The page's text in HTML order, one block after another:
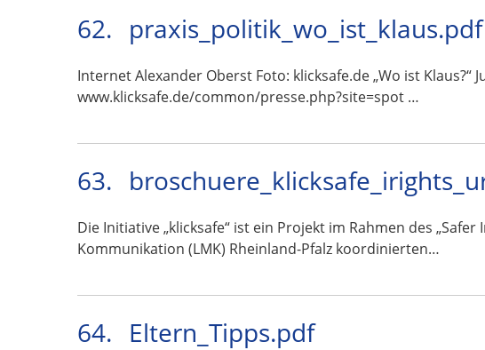
62. praxis_politik_wo_ist_klaus.pdf
Internet Alexander Oberst Foto: klicksafe.de „Wo ist
www.klicksafe.de/common/presse.php?site=spot …
63.
Die Initiative „klicksafe“ ist ein Projekt im Rahmen des
Kommunikation (LMK) Rheinland-Pfalz koordinierten…
64. Eltern_Tipps.pdf